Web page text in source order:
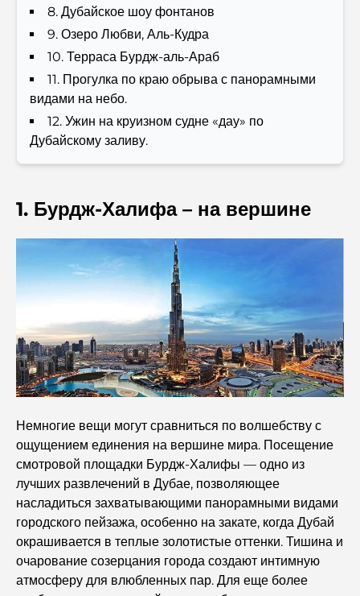
Рестораны с видом на Бурдж-аль-Араб: Изысканные
рестораны в Дубае
Пляжные клубы Палм-Джумейра: полный
путеводитель на 2026 год.
Итальянские рестораны в центре Дубая: вкус Италии в
Топ-7 тренажерных залов в районе Dubai Hills:
фитнес на высшем уровне.
Полное руководство по ресторанам высокой кухни на
Палм-Джумейра
Откройте для себя лучшие завтраки в районе
Business Bay, Дубай.
Государственные больницы Дубая: комплексное
медицинское обслуживание для всех.
Самый дорогой Lamborghini в истории: полный
список коллекционных экземпляров
Самая дорогая школа GEMS в Дубае: полное
руководство для родителей
Лучшие школы рядом с Damac Hills 2: путеводитель
для семей
8. Дубайское шоу фонтанов
9. Озеро Любви, Аль-Кудра
10. Терраса Бурдж-аль-Араб
11. Прогулка по краю обрыва с панорамными
видами на небо.
12. Ужин на круизном судне «дау» по
Дубайскому заливу.
1. Бурдж-Халифа – на вершине
Немногие вещи могут сравниться по волшебству с
ощущением единения на вершине мира. Посещение
смотровой площадки Бурдж-Халифы — одно из
лучших развлечений в Дубае, позволяющее
насладиться захватывающими панорамными видами
городского пейзажа, особенно на закате, когда Дубай
окрашивается в теплые золотистые оттенки. Тишина и
очарование созерцания города создают интимную
атмосферу для влюбленных пар. Для еще более